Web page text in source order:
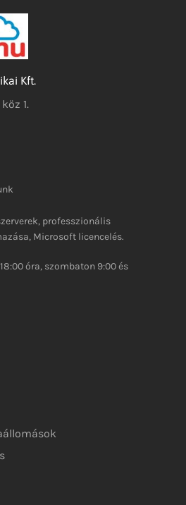
Kft.
1.
professzionális
Microsoft licencelés.
óra, szombaton 9:00 és